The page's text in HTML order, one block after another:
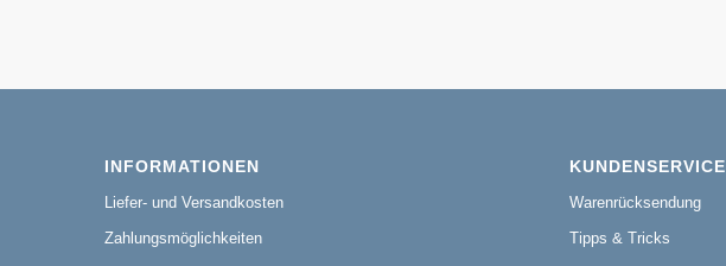
INFORMATIONEN
Liefer- und Versandkosten
Zahlungsmöglichkeiten
KUNDENSERVICE
Warenrücksendung
Tipps & Tricks